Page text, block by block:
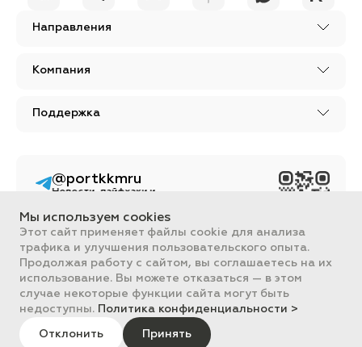
Направления
Компания
Поддержка
Вся информация, размещенная на сайте, носит ознакомительный
характер и не является публичной офертой, определяемой
положениями Статьи 437 ГК РФ.
Все цены на сайте указаны с НДС. ООО "ПОРТ" ИНН 2461018892,
ОГРН 1022401953496
ПОРТ 2011-2026
Политика обработки данных
@portkkmru
Новости, лайфхаки и
контент PORT - бизнес
портал
Мы используем cookies
Этот сайт применяет файлы cookie для анализа
трафика и улучшения пользовательского опыта.
Продолжая работу с сайтом, вы соглашаетесь на их
использование. Вы можете отказаться — в этом
случае некоторые функции сайта могут быть
недоступны. Политика конфиденциальности >
Отклонить Принять